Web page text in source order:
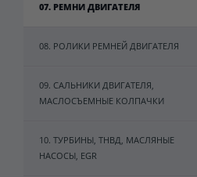
07. РЕМНИ ДВИГАТЕЛЯ
08. РОЛИКИ РЕМНЕЙ ДВИГАТЕЛЯ
09. САЛЬНИКИ ДВИГАТЕЛЯ,
МАСЛОСЪЕМНЫЕ КОЛПАЧКИ
10. ТУРБИНЫ, ТНВД, МАСЛЯНЫЕ
НАСОСЫ, EGR